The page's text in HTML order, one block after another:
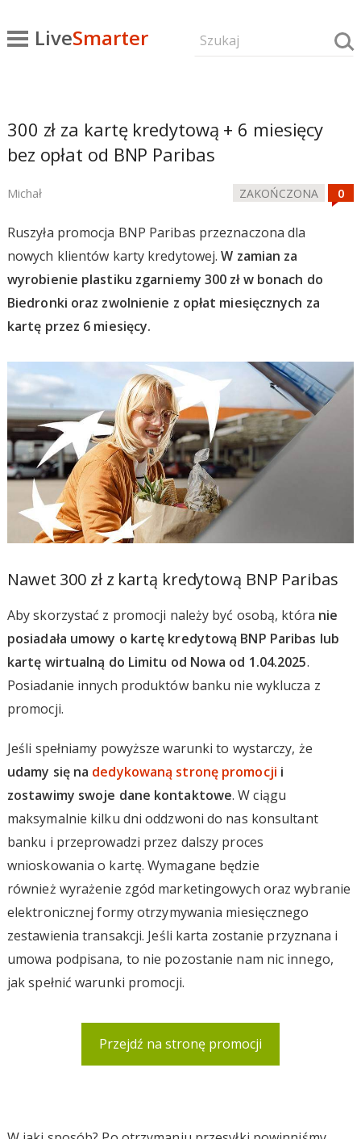
LiveSmarter
300 zł za kartę kredytową + 6 miesięcy
bez opłat od BNP Paribas
Michał ZAKOŃCZONA
Ruszyła promocja BNP Paribas przeznaczona dla
nowych klientów karty kredytowej.W zamian za
wyrobienie plastiku zgarniemy 300 zł w bonach do
Biedronki oraz zwolnienie z opłat miesięcznych za
kartę przez 6 miesięcy.
Nawet 300 zł z kartą kredytową BNP Paribas
Aby skorzystać z promocji należy być osobą, która nie
posiadała umowy o kartę kredytową BNP Paribas lub
kartę wirtualną do Limitu od Nowa od 1.04.2025.
Posiadanie innych produktów banku nie wyklucza z
promocji.
Jeśli spełniamy powyższe warunki to wystarczy, że
udamy się na dedykowaną stronę promocji i
zostawimy swoje dane kontaktowe. W ciągu
maksymalnie kilku dni oddzwoni do nas konsultant
banku i przeprowadzi przez dalszy proces
wnioskowania o kartę. Wymagane będzie
również wyrażenie zgód marketingowych oraz wybranie
elektronicznej formy otrzymywania miesięcznego
zestawienia transakcji. Jeśli karta zostanie przyznana i
umowa podpisana, to nie pozostanie nam nic innego,
jak spełnić warunki promocji.
Przejdź na stronę promocji